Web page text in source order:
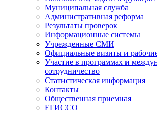
Муниципальная служба
Административная реформа
Результаты проверок
Информационные системы
Учрежденные СМИ
Официальные визиты и
Участие в программах и
сотрудничество
Статистическая информация
Контакты
Общественная приемная
ЕГИССО